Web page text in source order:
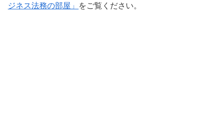
ジネス法務の部屋」
をご覧ください。